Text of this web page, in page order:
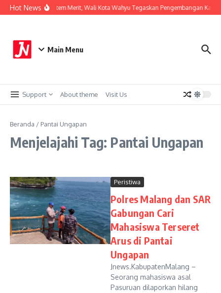
Lewati ke konten
Hot News
Perkuat Sistem Merit, Wali Kota Wahyu Tegaskan Pengembangan Karier
Main Menu
Support About theme Visit Us
Beranda / Pantai Ungapan
Menjelajahi Tag: Pantai Ungapan
Peristiwa
Polres Malang dan SAR
Gabungan Cari
Mahasiswa Terseret
Arus di Pantai
Ungapan
Jnews.KabupatenMalang –
Seorang mahasiswa asal
Pasuruan dilaporkan hilang